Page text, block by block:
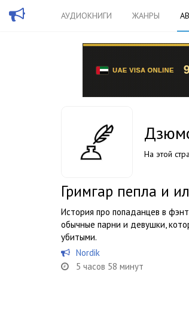
АУДИОКНИГИ ЖАНРЫ
На этой
Гримгар пепла и
История про попаданцев в
обычные парни и девушки,
убитыми.
Nordik
5 часов 58 минут